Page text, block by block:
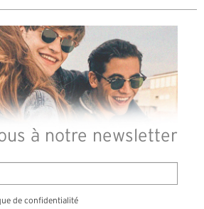
à notre newsletter
de confidentialité